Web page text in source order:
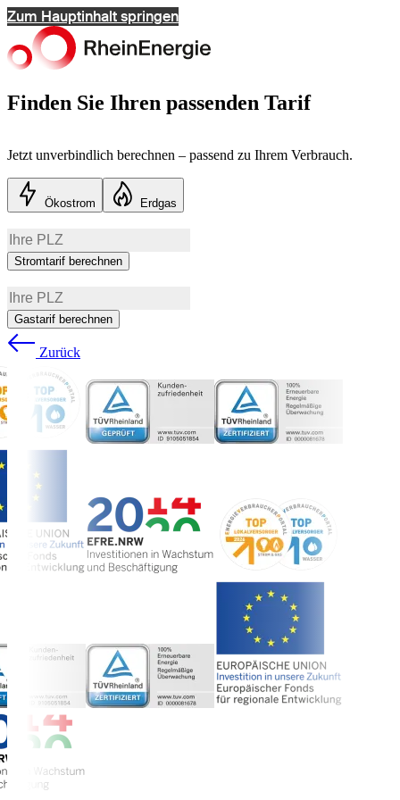
Zum Hauptinhalt springen
Finden Sie Ihren passenden Tarif
Jetzt unverbindlich berechnen – passend zu Ihrem Verbrauch.
Ökostrom Erdgas
Stromtarif berechnen
Gastarif berechnen
Zurück